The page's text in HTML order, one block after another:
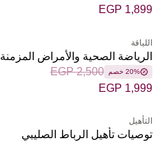
EGP 1,899
اللياقة
الرياضة الصحية والأمراض المزمنة
20% خصم
EGP 2,500
EGP 1,999
التأهيل
توصيات تأهيل الرباط الصليبي